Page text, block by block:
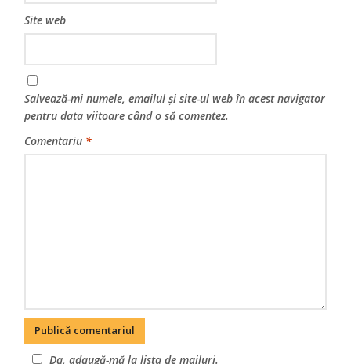
Site web
Salvează-mi numele, emailul și site-ul web în acest navigator
pentru data viitoare când o să comentez.
Comentariu *
Da, adaugă-mă la lista de mailuri.